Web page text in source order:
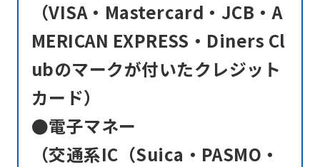
（VISA・Mastercard・JCB・A
MERICAN EXPRESS・Diners Cl
ubのマークが付いたクレジット
カード）
●電子マネー
（交通系IC（Suica・PASMO・